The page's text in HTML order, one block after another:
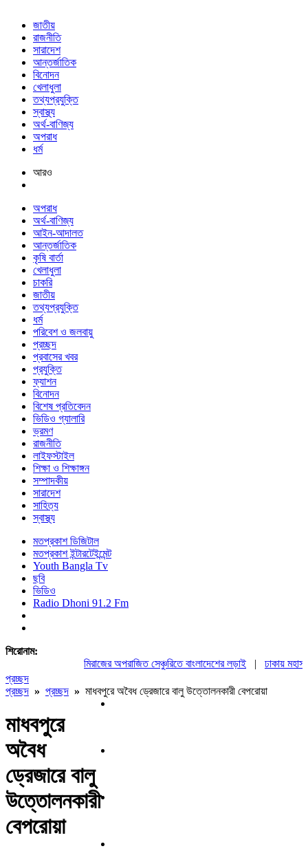
জাতীয়
রাজনীতি
সারাদেশ
আন্তর্জাতিক
বিনোদন
খেলাধুলা
তথ্যপ্রযুক্তি
স্বাস্থ্য
অর্থ-বাণিজ্য
অপরাধ
ধর্ম
আরও
অপরাধ
অর্থ-বাণিজ্য
আইন-আদালত
আন্তর্জাতিক
কৃষি বার্তা
খেলাধুলা
চাকরি
জাতীয়
তথ্যপ্রযুক্তি
ধর্ম
পরিবেশ ও জলবায়ু
প্রচ্ছদ
প্রবাসের খবর
প্রযুক্তি
ফ্যাশন
বিনোদন
বিশেষ প্রতিবেদন
ভিডিও গ্যালারি
ভ্রমণ
রাজনীতি
লাইফস্টাইল
শিক্ষা ও শিক্ষাঙ্গন
সম্পাদকীয়
সারাদেশ
সাহিত্য
স্বাস্থ্য
মতপ্রকাশ ডিজিটাল
মতপ্রকাশ ইন্টারটেইন্মেন্ট
Youth Bangla Tv
ছবি
ভিডিও
Radio Dhoni 91.2 Fm
শিরোনাম:
মিরাজের অপরাজিত সেঞ্চুরিতে বাংলাদেশের লড়াই|ঢাকায়
প্রচ্ছদ
প্রচ্ছদ » প্রচ্ছদ » মাধবপুরে অবৈধ ড্রেজারে বালু উত্তোলনকারী বেপরোয়া
মাধবপুরে
অবৈধ
ড্রেজারে বালু
উত্তোলনকারী
বেপরোয়া